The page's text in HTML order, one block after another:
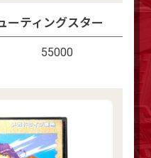
ーティングスター
55000